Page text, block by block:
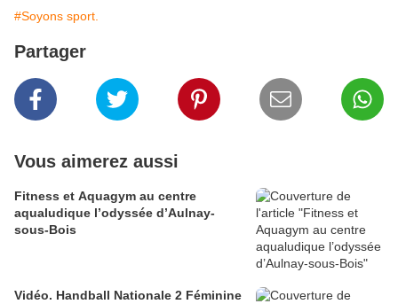
#Soyons sport.
Partager
Vous aimerez aussi
Fitness et Aquagym au centre
aqualudique l’odyssée d’Aulnay-
sous-Bois
Vidéo. Handball Nationale 2 Féminine